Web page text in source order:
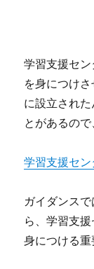
学習支援セ
を身につけ
に設立され
とがあるので
学習支援セン
ガイダンス
ら、学習支
身につける重